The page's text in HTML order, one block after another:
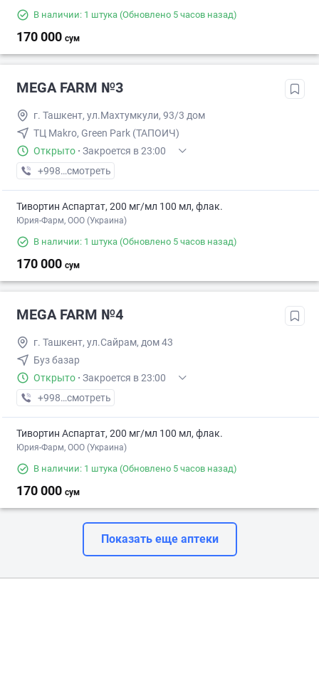
В наличии: 1 штука (Обновлено 5 часов назад)
170 000 сум
MEGA FARM №3
г. Ташкент, ул.Махтумкули, 93/3 дом
ТЦ Makro, Green Park (ТАПОИЧ)
Открыто · Закроется в 23:00
+998 (55) XXX-XX-XX
смотреть
Тивортин Аспартат, 200 мг/мл 100 мл, флак.
Юрия-Фарм, ООО (Украина)
В наличии: 1 штука (Обновлено 5 часов назад)
170 000 сум
MEGA FARM №4
г. Ташкент, ул.Сайрам, дом 43
Буз базар
Открыто · Закроется в 23:00
+998 (55) XXX-XX-XX
смотреть
Тивортин Аспартат, 200 мг/мл 100 мл, флак.
Юрия-Фарм, ООО (Украина)
В наличии: 1 штука (Обновлено 5 часов назад)
170 000 сум
Показать еще аптеки